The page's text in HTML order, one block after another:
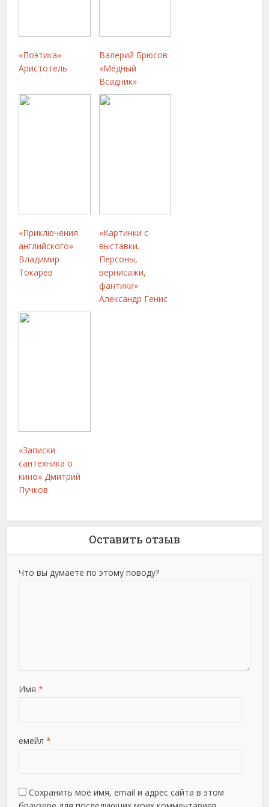
«Поэтика»
Аристотель
Валерий Брюсов
«Медный
Всадник»
«Приключения
английского»
Владимир
Токарев
«Картинки с
выставки.
Персоны,
вернисажи,
фантики»
Александр Генис
«Записки
сантехника о
кино» Дмитрий
Пучков
Оставить отзыв
Что вы думаете по этому поводу?
Имя *
емейл *
Сохранить моё имя, email и адрес сайта в этом